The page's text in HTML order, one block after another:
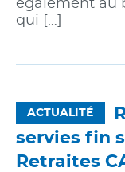
également au
qui […]
ACTUALITÉ
servies fin
Retraites